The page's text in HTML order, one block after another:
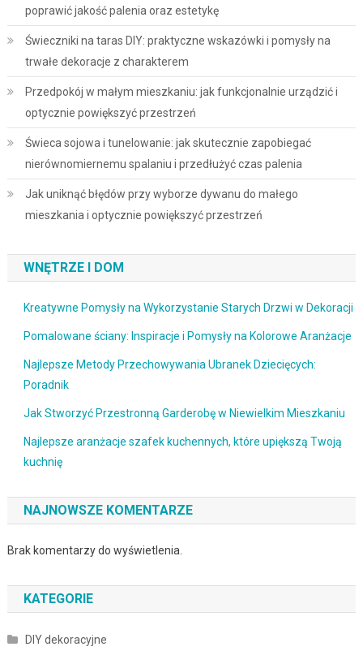
poprawić jakość palenia oraz estetykę
Świeczniki na taras DIY: praktyczne wskazówki i pomysły na
trwałe dekoracje z charakterem
Przedpokój w małym mieszkaniu: jak funkcjonalnie urządzić i
optycznie powiększyć przestrzeń
Świeca sojowa i tunelowanie: jak skutecznie zapobiegać
nierównomiernemu spalaniu i przedłużyć czas palenia
Jak uniknąć błędów przy wyborze dywanu do małego
mieszkania i optycznie powiększyć przestrzeń
WNĘTRZE I DOM
Kreatywne Pomysły na Wykorzystanie Starych Drzwi w Dekoracji
Pomalowane ściany: Inspiracje i Pomysły na Kolorowe Aranżacje
Najlepsze Metody Przechowywania Ubranek Dziecięcych:
Poradnik
Jak Stworzyć Przestronną Garderobę w Niewielkim Mieszkaniu
Najlepsze aranżacje szafek kuchennych, które upiększą Twoją
kuchnię
NAJNOWSZE KOMENTARZE
Brak komentarzy do wyświetlenia.
KATEGORIE
DIY dekoracyjne